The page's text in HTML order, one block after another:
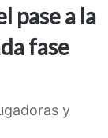
pase a la
fase
y